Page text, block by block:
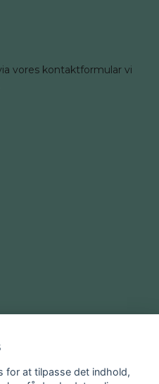
vores kontaktformular vi
for at tilpasse det indhold,